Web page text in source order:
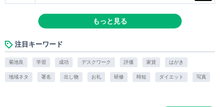
もっと見る
注目キーワード
菊池良 学習 成功 デスクワーク 評価 家賃 はがき
地域ネタ 署名 出し物 お礼 研修 時短 ダイエット 写真